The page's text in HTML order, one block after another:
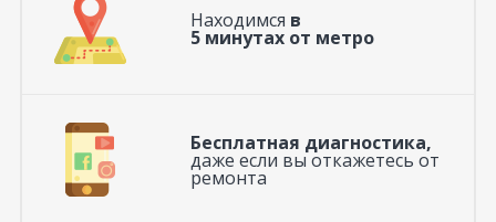
Находимся в
5 минутах от метро
Бесплатная диагностика,
даже если вы откажетесь от
ремонта